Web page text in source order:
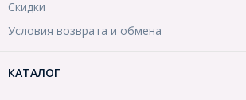
Скидки
Условия возврата и обмена
КАТАЛОГ